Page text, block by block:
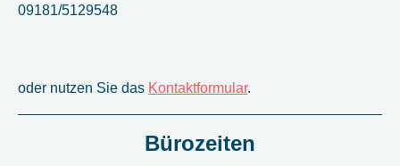
09181/5129548
oder nutzen Sie das Kontaktformular.
Bürozeiten